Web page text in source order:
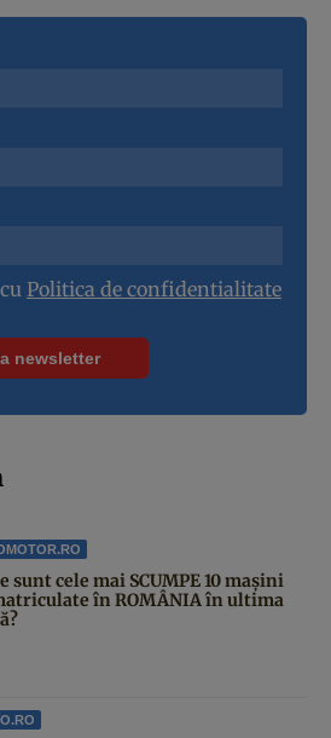
Politica de confidentialitate
sunt cele mai SCUMPE 10 mașini
în ROMÂNIA în ultima